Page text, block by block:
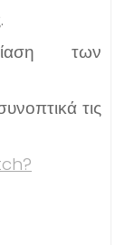
των
τις